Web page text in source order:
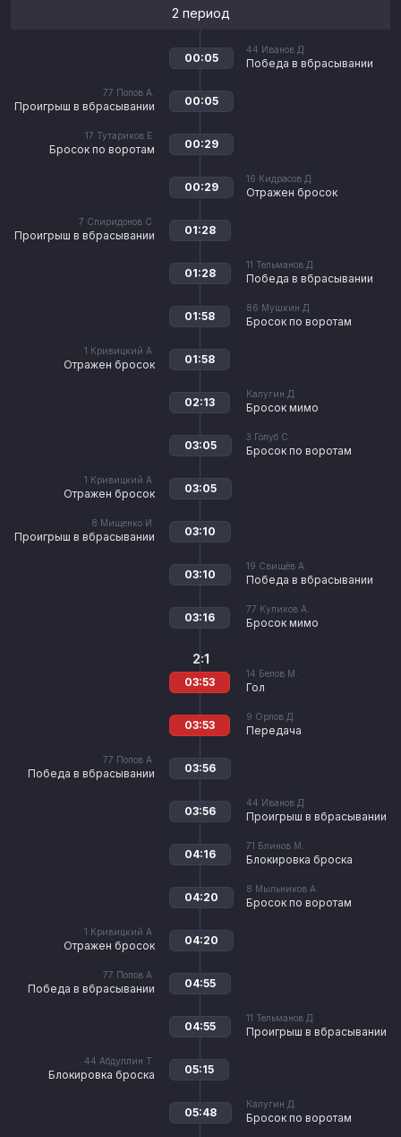
2 период
44 Иванов Д.
Победа в вбрасывании
00:05
77 Попов А.
Проигрыш в вбрасывании 00:05
17 Тутариков Е.
Бросок по воротам 00:29
16 Кидрасов Д.
Отражен бросок
00:29
7 Спиридонов С.
Проигрыш в вбрасывании 01:28
11 Тельманов Д.
Победа в вбрасывании
01:28
86 Мушкин Д.
Бросок по воротам
01:58
1 Кривицкий А.
Отражен бросок 01:58
Калугин Д.
Бросок мимо
02:13
3 Голуб С.
Бросок по воротам
03:05
1 Кривицкий А.
Отражен бросок 03:05
8 Мищенко И.
Проигрыш в вбрасывании 03:10
19 Свищёв А.
Победа в вбрасывании
03:10
77 Куликов А.
Бросок мимо
03:16
14 Белов М.
Гол
2:1
03:53
9 Орлов Д.
Передача
03:53
77 Попов А.
Победа в вбрасывании 03:56
44 Иванов Д.
Проигрыш в вбрасывании
03:56
71 Блинов М.
Блокировка броска
04:16
8 Мыльников А.
Бросок по воротам
04:20
1 Кривицкий А.
Отражен бросок 04:20
77 Попов А.
Победа в вбрасывании 04:55
11 Тельманов Д.
Проигрыш в вбрасывании
04:55
44 Абдуллин Т.
Блокировка броска 05:15
Калугин Д.
Бросок по воротам
05:48